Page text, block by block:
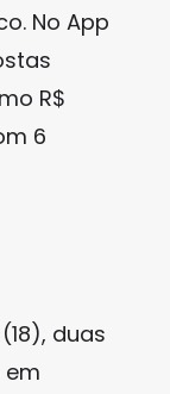
No App
R$
6
duas